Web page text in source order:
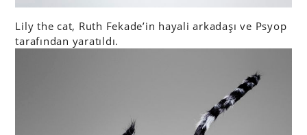
Lily the cat, Ruth Fekade’in hayali arkadaşı ve Psyop
tarafından yaratıldı.